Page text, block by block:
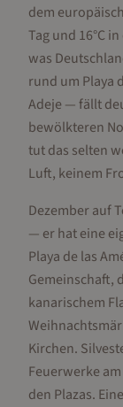
dem
Tag und 16°C
was
rund um Playa
Adeje — fällt
bewölkteren
tut das selten
Luft, keinem
Dezember auf
— er hat eine
Playa de las
Gemeinschaft,
kanarischem
Kirchen.
Feuerwerke
den Plazas.